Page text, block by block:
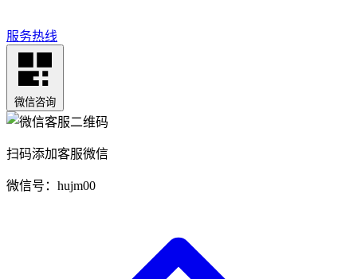
服务热线
微信咨询
扫码添加客服微信
微信号：hujm00